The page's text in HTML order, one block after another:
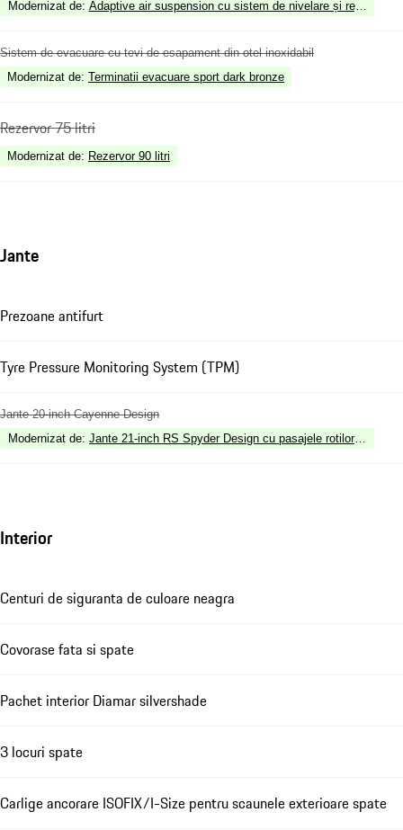
Modernizat de: Adaptive air suspension cu sistem de nivelare și reglare
Sistem de evacuare cu tevi de esapament din otel inoxidabil
Modernizat de: Terminatii evacuare sport dark bronze
Rezervor 75 litri
Modernizat de: Rezervor 90 litri
Jante
Prezoane antifurt
Tyre Pressure Monitoring System (TPM)
Jante 20-inch Cayenne Design
Modernizat de: Jante 21-inch RS Spyder Design cu pasajele rotilor vopsite
Interior
Centuri de siguranta de culoare neagra
Covorase fata si spate
Pachet interior Diamar silvershade
3 locuri spate
Carlige ancorare ISOFIX/I-Size pentru scaunele exterioare spate